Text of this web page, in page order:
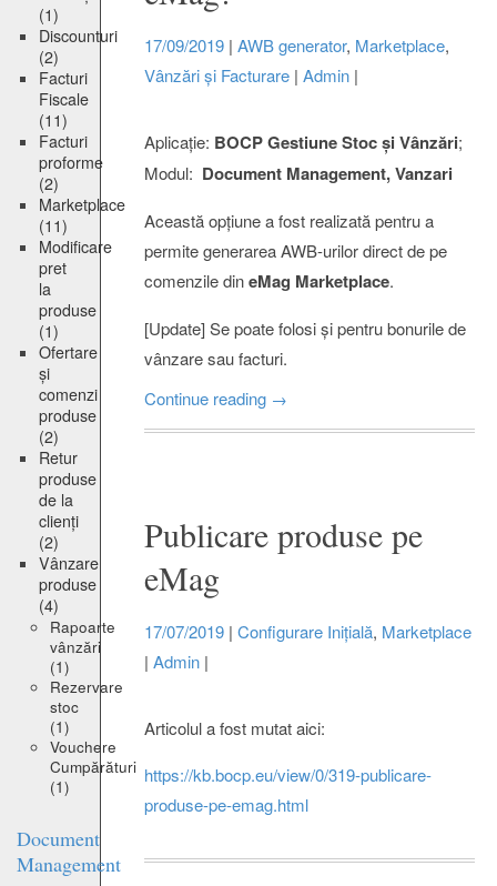
(1)
Discounturi
(2)
Facturi
Fiscale
(11)
Facturi
proforme
(2)
Marketplace
(11)
Modificare
pret
la
produse
(1)
Ofertare
și
comenzi
produse
(2)
Retur
produse
de la
clienți
(2)
Vânzare
produse
(4)
Rapoarte
vânzări
(1)
Rezervare
stoc
(1)
Vouchere
Cumpărături
(1)
Document
Management
17/09/2019| AWB generator, Marketplace,
Vânzări și Facturare| Admin|
Aplicație: BOCP Gestiune Stoc și Vânzări;
Modul: Document Management, Vanzari
Această opțiune a fost realizată pentru a
permite generarea AWB-urilor direct de pe
comenzile dineMag Marketplace.
[Update] Se poate folosi și pentru bonurile de
vânzare sau facturi.
Continue reading →
Publicare produse pe
eMag
17/07/2019| Configurare Inițială, Marketplace
| Admin|
Articolul a fost mutat aici:
https://kb.bocp.eu/view/0/319-publicare-
produse-pe-emag.html